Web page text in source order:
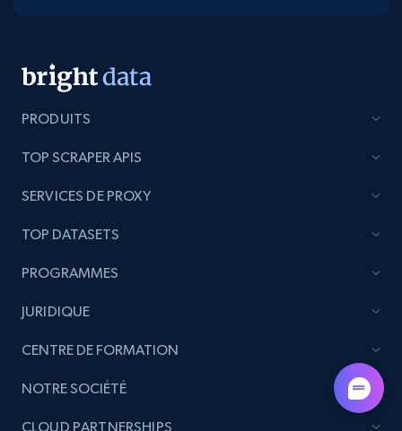
PRODUITS
TOP SCRAPER APIS
SERVICES DE PROXY
TOP DATASETS
PROGRAMMES
JURIDIQUE
CENTRE DE FORMATION
NOTRE SOCIÉTÉ
CLOUD PARTNERSHIPS